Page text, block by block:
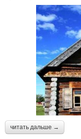
читать дальше →